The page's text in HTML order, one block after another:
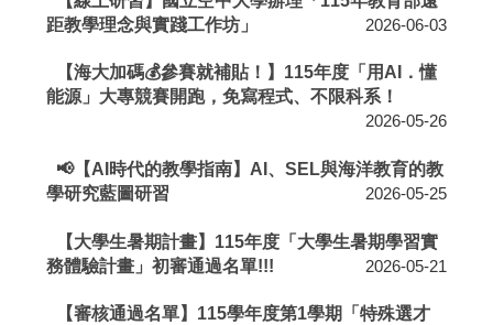
距教學理念與實踐工作坊」
2026-06-03
【海大加碼💰參賽就補貼！】115年度「用AI．懂
能源」大專競賽開跑，免寫程式、不限科系！
2026-05-26
📢【AI時代的教學指南】AI、SEL與海洋教育的教
學研究藍圖研習
2026-05-25
【大學生暑期計畫】115年度「大學生暑期學習實
務體驗計畫」初審通過名單!!!
2026-05-21
【審核通過名單】115學年度第1學期「特殊選才